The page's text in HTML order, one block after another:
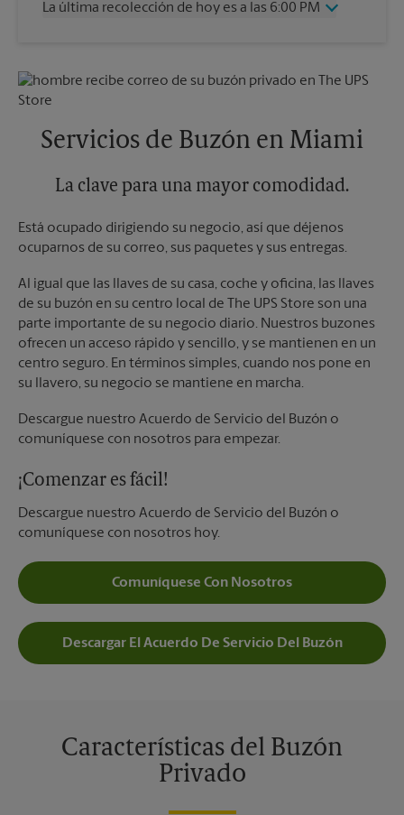
Viernes
6:00 PM
La última recolección de hoy es a las 6:00 PM
Viernes
6:00 PM
Sábado
Lunes
6:00 PM
Servicios de Buzón en Miami
La clave para una mayor comodidad.
Está ocupado dirigiendo su negocio, así que déjenos
ocuparnos de su correo, sus paquetes y sus entregas.
Al igual que las llaves de su casa, coche y oficina, las llaves
de su buzón en su centro local de The UPS Store son una
parte importante de su negocio diario. Nuestros buzones
ofrecen un acceso rápido y sencillo, y se mantienen en un
centro seguro. En términos simples, cuando nos pone en
su llavero, su negocio se mantiene en marcha.
Descargue nuestro Acuerdo de Servicio del Buzón o
comuníquese con nosotros para empezar.
¡Comenzar es fácil!
Descargue nuestro Acuerdo de Servicio del Buzón o
comuníquese con nosotros hoy.
Comuníquese Con Nosotros
Descargar El Acuerdo De Servicio Del Buzón
Características del Buzón
Privado